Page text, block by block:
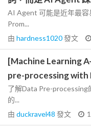
AI Agent 可能是近年最容
Prom...
由 hardness1020發文
[Machine Learning
pre-processing with
了解Data Pre-processing
的...
由 duckravel48 發文